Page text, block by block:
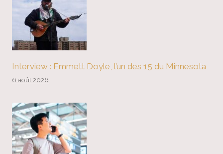
Interview : Emmett Doyle, l’un des 15 du Minnesota
6 août 2026